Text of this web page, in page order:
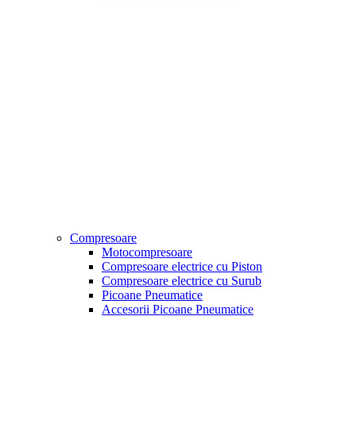
Compresoare
Motocompresoare
Compresoare electrice cu Piston
Compresoare electrice cu Surub
Picoane Pneumatice
Accesorii Picoane Pneumatice